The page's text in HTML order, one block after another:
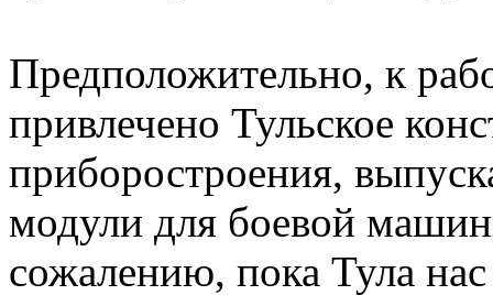
Предположительно, к
привлечено Тульское
приборостроения,
модули для боевой
сожалению, пока Тула